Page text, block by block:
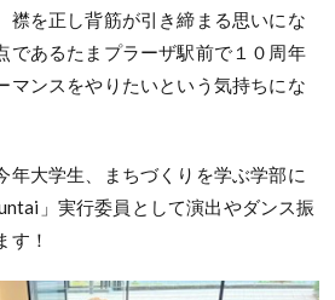
襟を正し背筋が引き締まる思いにな
であるたまプラーザ駅前で１０周年
マンスをやりたいという気持ちにな
年大学生、まちづくりを学ぶ学部に
」実行委員として演出やダンス振
す！